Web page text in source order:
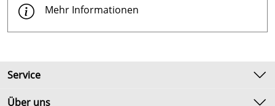
Mehr Informationen
Service
Kontakt
Über uns